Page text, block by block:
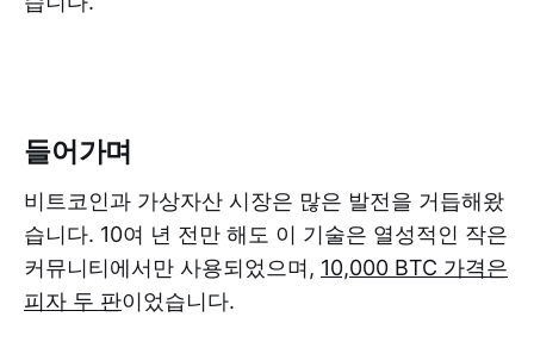
들어가며
비트코인과 가상자산 시장은 많은 발전을 거듭해왔
습니다. 10여 년 전만 해도 이 기술은 열성적인 작은
커뮤니티에서만 사용되었으며, 10,000 BTC 가격은
피자 두 판이었습니다.